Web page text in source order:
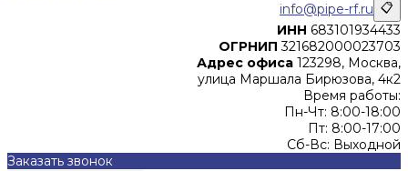
info@pipe-rf.ru 📋
ИНН 683101934433
ОГРНИП 321682000023703
Адрес офиса 123298, Москва,
улица Маршала Бирюзова, 4к2
Время работы:
Пн-Чт: 8:00-18:00
Пт: 8:00-17:00
Сб-Вс: Выходной
Заказать звонок